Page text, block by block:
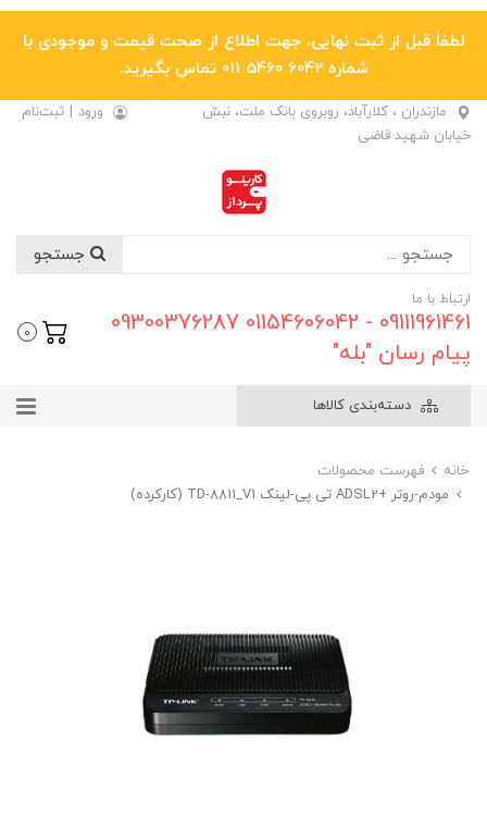
لطفاً قبل از ثبت نهایی، جهت اطلاع از صحت قیمت و موجودی با
شماره 6042 5460 011 تماس بگیرید.
مازندران ، کلارآباد، روبروی بانک ملت، نبش
خیابان شهید قاضی
ورود | ثبت‌نام
ارتباط با ما
09111961461 - 01154606042 09300376287
پیام رسان "بله"
0
دسته‌بندی کالاها
خانه
فهرست محصولات
مودم-روتر +ADSL2 تی پی-لینک TD-8811_V1 (کارکرده)